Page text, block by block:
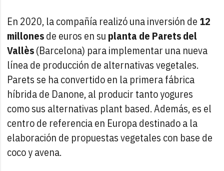
En 2020, la compañía realizó una inversión de 12
millonesde euros en su planta de Parets del
Vallès(Barcelona) para implementar una nueva
línea de producción de alternativas vegetales.
Parets se ha convertido en la primera fábrica
híbrida de Danone, al producir tanto yogures
como sus alternativas plant based. Además, es el
centro de referencia en Europa destinado a la
elaboración de propuestas vegetales con base de
coco y avena.